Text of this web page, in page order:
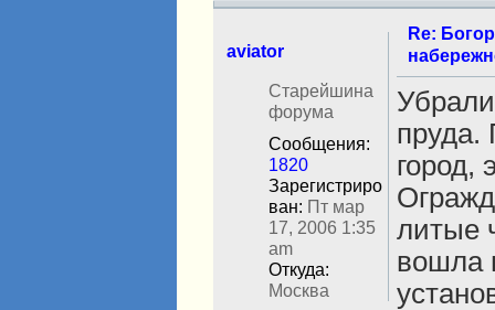
aviator
Старейшина
форума
Сообщения:
1820
Зарегистриро
ван: Пт мар
17, 2006 1:35
am
Откуда:
Москва
Re:
пруда.
город,
литые
вошла